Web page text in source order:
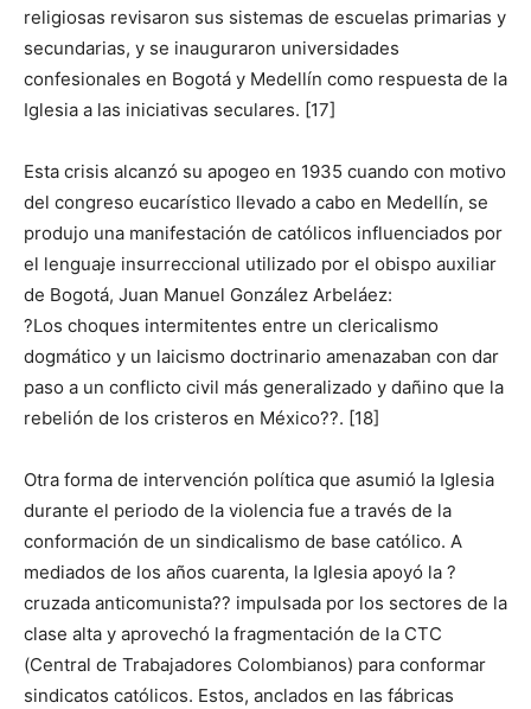
religiosas revisaron sus sistemas de escuelas primarias y
secundarias, y se inauguraron universidades
confesionales en Bogotá y Medellín como respuesta de la
Iglesia a las iniciativas seculares. [17]
Esta crisis alcanzó su apogeo en 1935 cuando con motivo
del congreso eucarístico llevado a cabo en Medellín, se
produjo una manifestación de católicos influenciados por
el lenguaje insurreccional utilizado por el obispo auxiliar
de Bogotá, Juan Manuel González Arbeláez:
?Los choques intermitentes entre un clericalismo
dogmático y un laicismo doctrinario amenazaban con dar
paso a un conflicto civil más generalizado y dañino que la
rebelión de los cristeros en México??. [18]
Otra forma de intervención política que asumió la Iglesia
durante el periodo de la violencia fue a través de la
conformación de un sindicalismo de base católico. A
mediados de los años cuarenta, la Iglesia apoyó la ?
cruzada anticomunista?? impulsada por los sectores de la
clase alta y aprovechó la fragmentación de la CTC
(Central de Trabajadores Colombianos) para conformar
sindicatos católicos. Estos, anclados en las fábricas